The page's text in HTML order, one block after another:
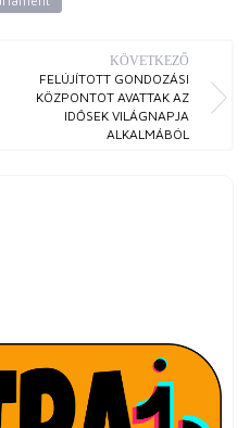
KÖVETKEZŐ
FELÚJÍTOTT GONDOZÁSI
KÖZPONTOT AVATTAK AZ
IDŐSEK VILÁGNAPJA
ALKALMÁBÓL